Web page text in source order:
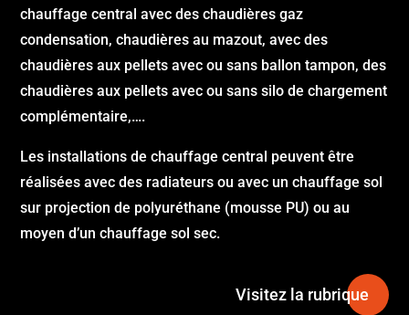
chauffage central avec des chaudières gaz
condensation, chaudières au mazout, avec des
chaudières aux pellets avec ou sans ballon tampon, des
chaudières aux pellets avec ou sans silo de chargement
complémentaire,….
Les installations de chauffage central peuvent être
réalisées avec des radiateurs ou avec un chauffage sol
sur projection de polyuréthane (mousse PU) ou au
moyen d’un chauffage sol sec.
Visitez la rubrique